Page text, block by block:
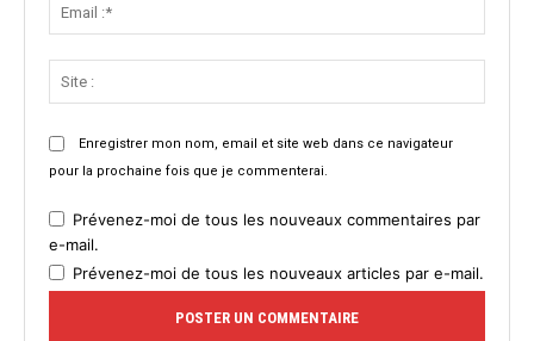
Enregistrer mon nom, email et site web dans ce navigateur
pour la prochaine fois que je commenterai.
Prévenez-moi de tous les nouveaux commentaires par
e-mail.
Prévenez-moi de tous les nouveaux articles par e-mail.